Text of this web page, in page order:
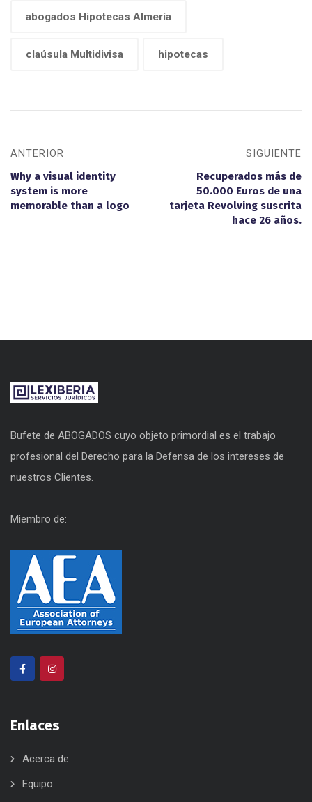
abogados Hipotecas Almería
claúsula Multidivisa hipotecas
ANTERIOR
Why a visual identity
system is more
memorable than a logo
SIGUIENTE
Recuperados más de
50.000 Euros de una
tarjeta Revolving suscrita
hace 26 años.
Bufete de ABOGADOS cuyo objeto primordial es el trabajo
profesional del Derecho para la Defensa de los intereses de
nuestros Clientes.
Miembro de:
Enlaces
Acerca de
Equipo